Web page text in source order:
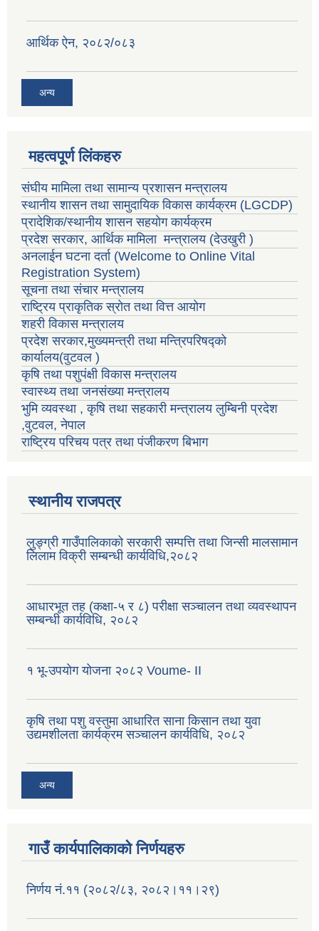
आर्थिक ऐन, २०८२/०८३
अन्य
महत्वपूर्ण लिंकहरु
संघीय मामिला तथा सामान्य प्रशासन मन्त्रालय
स्थानीय शासन तथा सामुदायिक विकास कार्यक्रम (LGCDP)
प्रादेशिक/स्थानीय शासन सहयोग कार्यक्रम
प्रदेश सरकार, आर्थिक मामिला मन्त्रालय (देउखुरी )
अनलाईन घटना दर्ता (Welcome to Online Vital
Registration System)
सूचना तथा संचार मन्त्रालय
राष्ट्रिय प्राकृतिक स्रोत तथा वित्त आयोग
शहरी विकास मन्त्रालय
प्रदेश सरकार,मुख्यमन्त्री तथा मन्त्रिपरिषद्को
कार्यालय(वुटवल )
कृषि तथा पशुपंक्षी विकास मन्त्रालय
स्वास्थ्य तथा जनसंख्या मन्त्रालय
भुमि व्यवस्था , कृषि तथा सहकारी मन्त्रालय लुम्बिनी प्रदेश
,वुटवल, नेपाल
राष्ट्रिय परिचय पत्र तथा पंजीकरण बिभाग
स्थानीय राजपत्र
लुङ्ग्री गाउँपालिकाको सरकारी सम्पत्ति तथा जिन्सी मालसामान
लिलाम विक्री सम्बन्धी कार्यविधि,२०८२
आधारभूत तह (कक्षा-५ र ८) परीक्षा सञ्चालन तथा व्यवस्थापन
सम्बन्धी कार्यविधि, २०८२
१ भू-उपयोग योजना २०८२ Voume- II
कृषि तथा पशु वस्तुमा आधारित साना किसान तथा युवा
उद्यमशीलता कार्यक्रम सञ्चालन कार्यविधि, २०८२
अन्य
गाउँ कार्यपालिकाको निर्णयहरु
निर्णय नं.११ (२०८२/८३, २०८२।११।२९)